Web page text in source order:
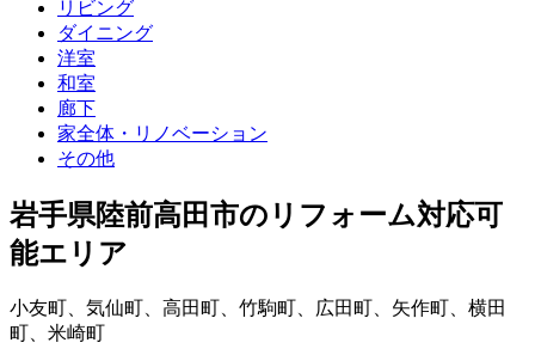
リビング
ダイニング
洋室
和室
廊下
家全体・リノベーション
その他
岩手県陸前高田市のリフォーム対応可
能エリア
小友町 気仙町 高田町 竹駒町 広田町 矢作町
横田
町
米崎町